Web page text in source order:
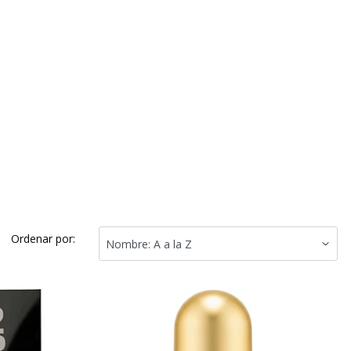
Ordenar por: